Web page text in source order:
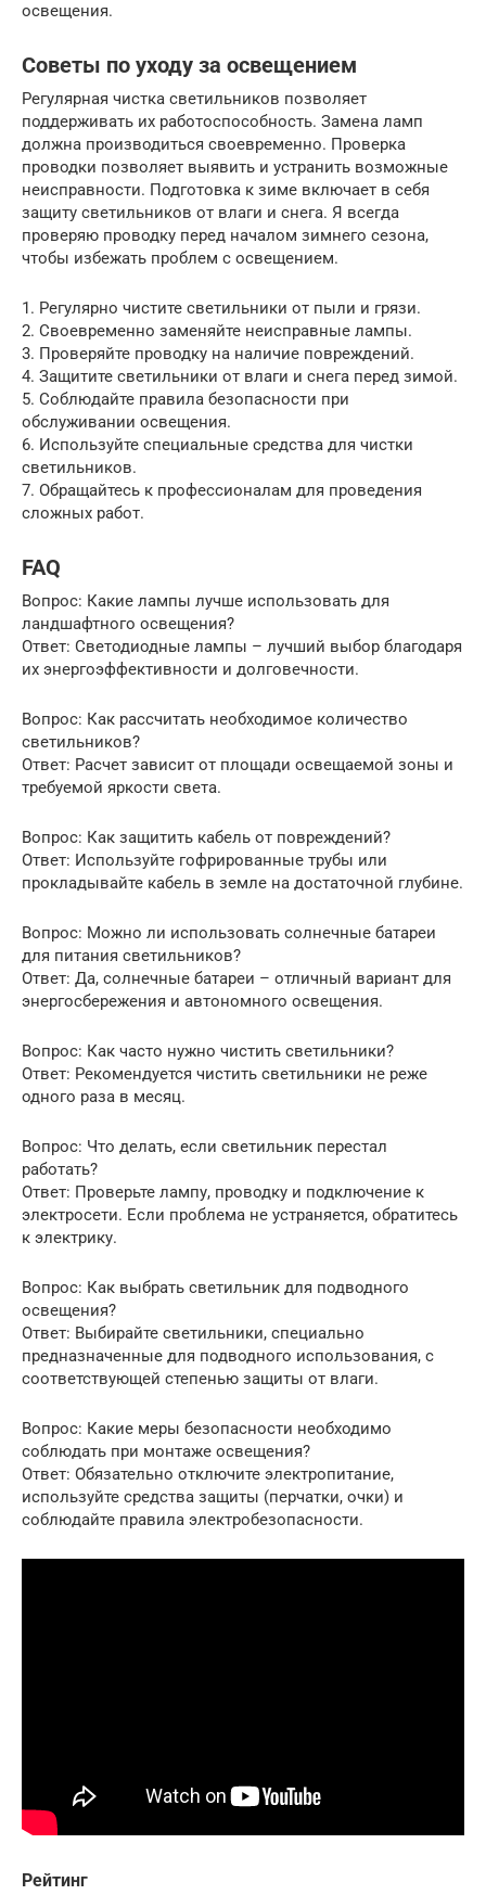
освещения.
Советы по уходу за освещением
Регулярная чистка светильников позволяет
поддерживать их работоспособность. Замена ламп
должна производиться своевременно. Проверка
проводки позволяет выявить и устранить возможные
неисправности. Подготовка к зиме включает в себя
защиту светильников от влаги и снега. Я всегда
проверяю проводку перед началом зимнего сезона,
чтобы избежать проблем с освещением.
1. Регулярно чистите светильники от пыли и грязи.
2. Своевременно заменяйте неисправные лампы.
3. Проверяйте проводку на наличие повреждений.
4. Защитите светильники от влаги и снега перед зимой.
5. Соблюдайте правила безопасности при
обслуживании освещения.
6. Используйте специальные средства для чистки
светильников.
7. Обращайтесь к профессионалам для проведения
сложных работ.
FAQ
Вопрос: Какие лампы лучше использовать для
ландшафтного освещения?
Ответ: Светодиодные лампы – лучший выбор благодаря
их энергоэффективности и долговечности.
Вопрос: Как рассчитать необходимое количество
светильников?
Ответ: Расчет зависит от площади освещаемой зоны и
требуемой яркости света.
Вопрос: Как защитить кабель от повреждений?
Ответ: Используйте гофрированные трубы или
прокладывайте кабель в земле на достаточной глубине.
Вопрос: Можно ли использовать солнечные батареи
для питания светильников?
Ответ: Да, солнечные батареи – отличный вариант для
энергосбережения и автономного освещения.
Вопрос: Как часто нужно чистить светильники?
Ответ: Рекомендуется чистить светильники не реже
одного раза в месяц.
Вопрос: Что делать, если светильник перестал
работать?
Ответ: Проверьте лампу, проводку и подключение к
электросети. Если проблема не устраняется, обратитесь
к электрику.
Вопрос: Как выбрать светильник для подводного
освещения?
Ответ: Выбирайте светильники, специально
предназначенные для подводного использования, с
соответствующей степенью защиты от влаги.
Вопрос: Какие меры безопасности необходимо
соблюдать при монтаже освещения?
Ответ: Обязательно отключите электропитание,
используйте средства защиты (перчатки, очки) и
соблюдайте правила электробезопасности.
Рейтинг